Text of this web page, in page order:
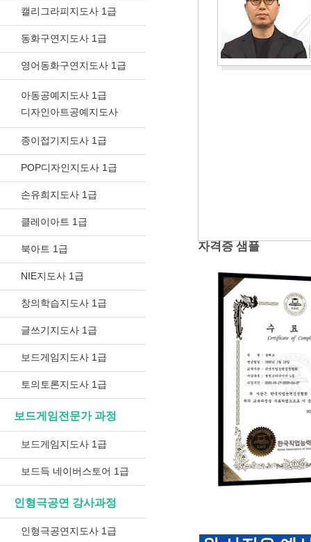
캘리그라피지도사 1급
동화구연지도사 1급
영어동화구연지도사 1급
아동공예지도사 1급
디자인아트공예지도사
종이접기지도사 1급
POP디자인지도사 1급
손유희지도사 1급
클레이아트 1급
북아트 1급
NIE지도사 1급
창의학습지도사 1급
글쓰기지도사 1급
보드게임지도사 1급
토의토론지도사 1급
보드게임전문가 과정
보드게임지도사 1급
보드득 네이버스토어 1급
인형극공연 강사과정
인형극공연지도사 1급
자격증 샘플